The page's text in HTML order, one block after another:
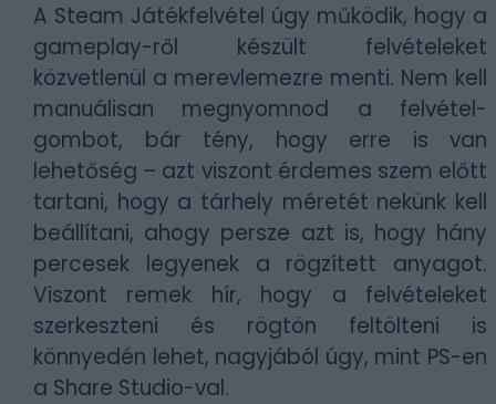
A Steam Játékfelvétel úgy működik, hogy a
gameplay-ről készült felvételeket
közvetlenül a merevlemezre menti. Nem kell
manuálisan megnyomnod a felvétel-
gombot, bár tény, hogy erre is van
lehetőség – azt viszont érdemes szem előtt
tartani, hogy a tárhely méretét nekünk kell
beállítani, ahogy persze azt is, hogy hány
percesek legyenek a rögzített anyagot.
Viszont remek hír, hogy a felvételeket
szerkeszteni és rögtön feltölteni is
könnyedén lehet, nagyjából úgy, mint PS-en
a Share Studio-val.